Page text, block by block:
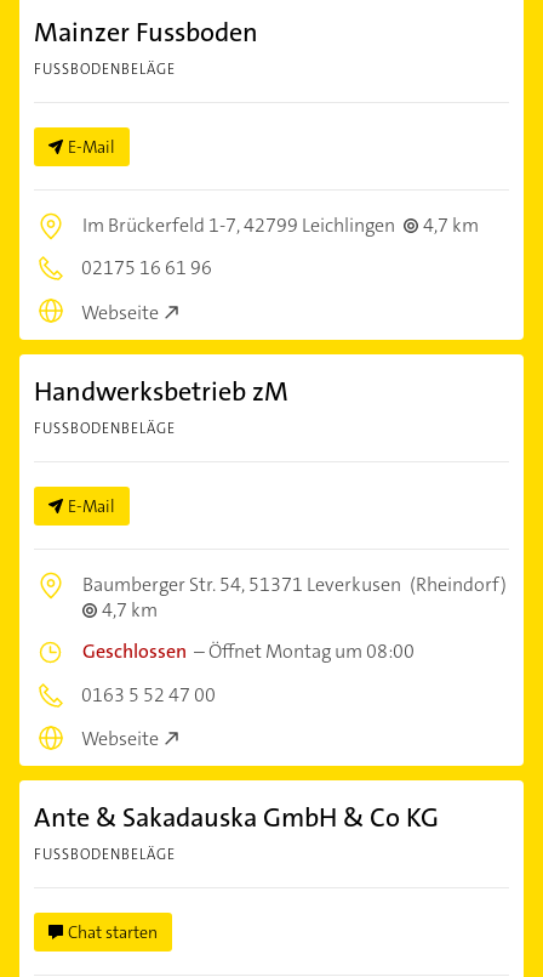
Mainzer Fussboden
FUSSBODENBELÄGE
E-Mail
Im Brückerfeld 1-7,42799 Leichlingen
4,7 km
02175 16 61 96
Webseite
Handwerksbetrieb zM
FUSSBODENBELÄGE
E-Mail
Baumberger Str. 54,51371 Leverkusen (Rheindorf)
4,7 km
Geschlossen –Öffnet Montag um 08:00
0163 5 52 47 00
Webseite
Ante & Sakadauska GmbH & Co KG
FUSSBODENBELÄGE
Chat starten